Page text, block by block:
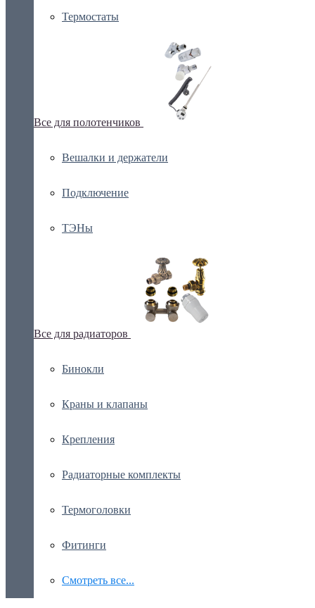
Термостаты
Все для полотенчиков
Вешалки и держатели
Подключение
ТЭНы
Все для радиаторов
Бинокли
Краны и клапаны
Крепления
Радиаторные комплекты
Термоголовки
Фитинги
Смотреть все...